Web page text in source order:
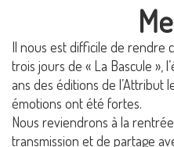
Il nous est difficile de rendre
trois jours de « La Bascule »,
ans des éditions de l’Attribut
émotions ont été fortes.
Nous reviendrons à la
transmission et de partage